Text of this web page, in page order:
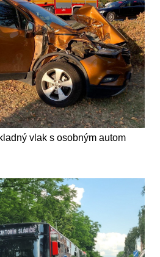
vlak s osobným autom